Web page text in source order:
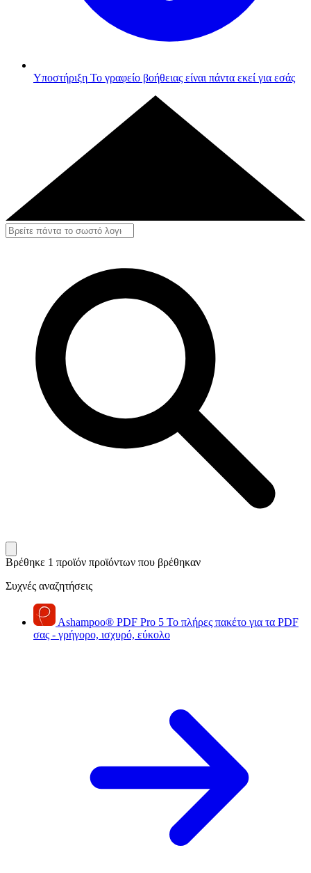
Υποστήριξη Το γραφείο βοήθειας είναι πάντα εκεί για εσάς
Βρέθηκε 1 προϊόν προϊόντων που βρέθηκαν
Συχνές αναζητήσεις
Ashampoo® PDF Pro 5 Το πλήρες πακέτο για τα PDF
σας - γρήγορο, ισχυρό, εύκολο